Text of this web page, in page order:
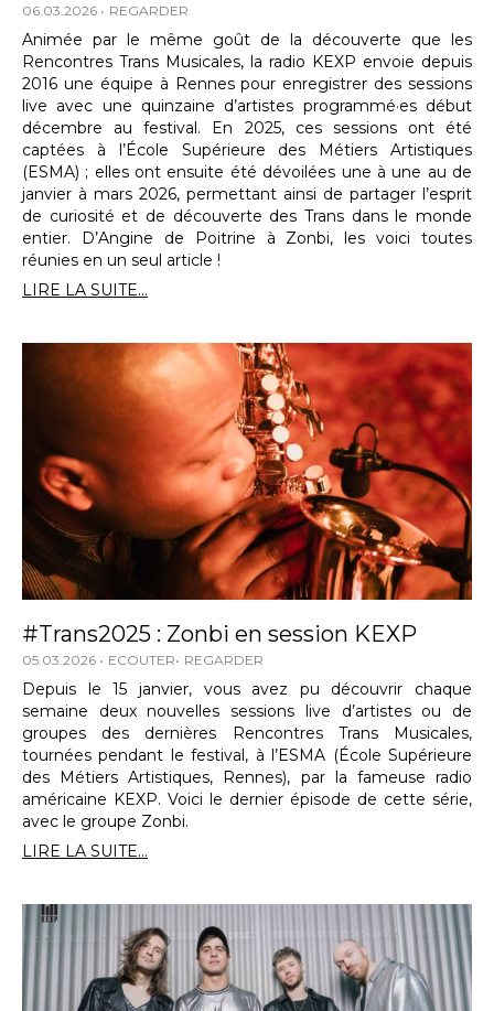
06.03.2026 REGARDER
Animée par le même goût de la découverte que les
Rencontres Trans Musicales, la radio KEXP envoie depuis
2016 une équipe à Rennes pour enregistrer des sessions
live avec une quinzaine d’artistes programmé·es début
décembre au festival. En 2025, ces sessions ont été
captées à l’École Supérieure des Métiers Artistiques
(ESMA) ; elles ont ensuite été dévoilées une à une au de
janvier à mars 2026, permettant ainsi de partager l’esprit
de curiosité et de découverte des Trans dans le monde
entier. D’Angine de Poitrine à Zonbi, les voici toutes
réunies en un seul article !
LIRE LA SUITE...
#Trans2025 : Zonbi en session KEXP
05.03.2026 ECOUTER REGARDER
Depuis le 15 janvier, vous avez pu découvrir chaque
semaine deux nouvelles sessions live d’artistes ou de
groupes des dernières Rencontres Trans Musicales,
tournées pendant le festival, à l’ESMA (École Supérieure
des Métiers Artistiques, Rennes), par la fameuse radio
américaine KEXP. Voici le dernier épisode de cette série,
avec le groupe Zonbi.
LIRE LA SUITE...